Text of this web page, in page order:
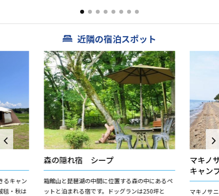
りをもって漬け込んで...
近隣の宿泊スポット
るキャン
毯・秋は
森の隠れ宿 シープ
箱館山と琵琶湖の中間に位置する森の中にあるペ
ットと泊まれる宿です。ドッグランは250坪と
マキノ
キャン
マキノサ